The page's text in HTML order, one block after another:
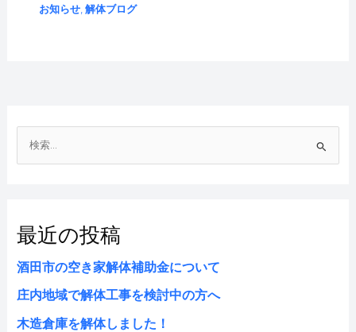
お知らせ, 解体ブログ
索
最近の投稿
酒田市の空き家解体補助金について
庄内地域で解体工事を検討中の方へ
木造倉庫を解体しました！